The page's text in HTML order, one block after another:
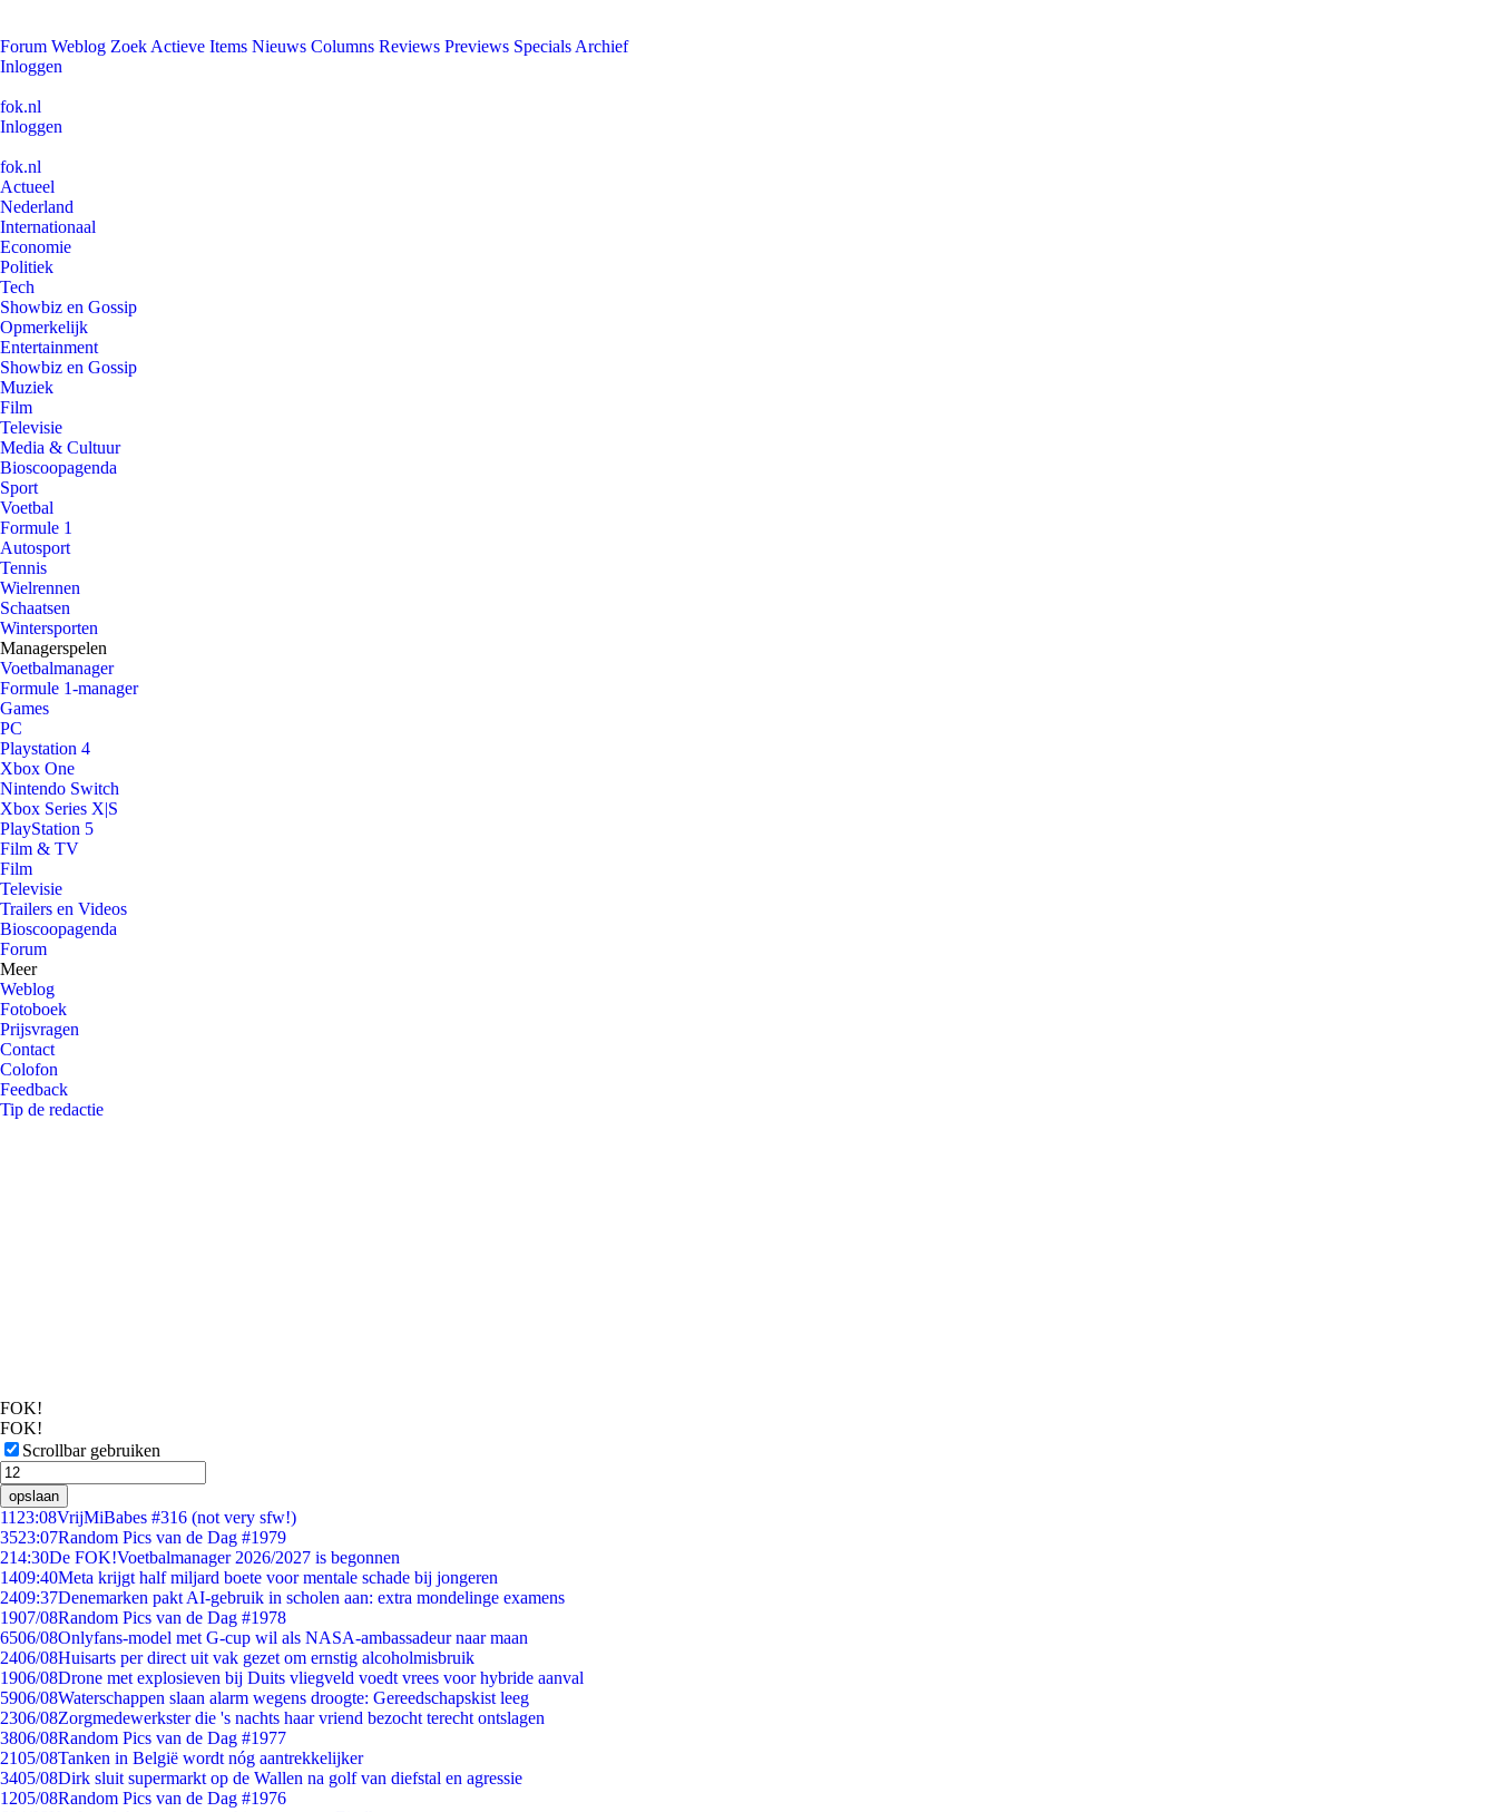
Forum Weblog Zoek Actieve Items Nieuws Columns Reviews Previews Specials Archief
Inloggen
fok.nl
Inloggen
fok.nl
Actueel
Nederland
Internationaal
Economie
Politiek
Tech
Showbiz en Gossip
Opmerkelijk
Entertainment
Showbiz en Gossip
Muziek
Film
Televisie
Media & Cultuur
Bioscoopagenda
Sport
Voetbal
Formule 1
Autosport
Tennis
Wielrennen
Schaatsen
Wintersporten
Managerspelen
Voetbalmanager
Formule 1-manager
Games
PC
Playstation 4
Xbox One
Nintendo Switch
Xbox Series X|S
PlayStation 5
Film & TV
Film
Televisie
Trailers en Videos
Bioscoopagenda
Forum
Meer
Weblog
Fotoboek
Prijsvragen
Contact
Colofon
Feedback
Tip de redactie
FOK!
FOK!
Scrollbar gebruiken
opslaan
11 23:08VrijMiBabes #316 (not very sfw!)
3523:07Random Pics van de Dag #1979
214:30De FOK!Voetbalmanager 2026/2027 is begonnen
1409:40Meta krijgt half miljard boete voor mentale schade bij jongeren
2409:37Denemarken pakt AI-gebruik in scholen aan: extra mondelinge examens
1907/08Random Pics van de Dag #1978
6506/08Onlyfans-model met G-cup wil als NASA-ambassadeur naar maan
2406/08Huisarts per direct uit vak gezet om ernstig alcoholmisbruik
1906/08Drone met explosieven bij Duits vliegveld voedt vrees voor hybride aanval
5906/08Waterschappen slaan alarm wegens droogte: Gereedschapskist leeg
2306/08Zorgmedewerkster die 's nachts haar vriend bezocht terecht ontslagen
3806/08Random Pics van de Dag #1977
2105/08Tanken in België wordt nóg aantrekkelijker
3405/08Dirk sluit supermarkt op de Wallen na golf van diefstal en agressie
1205/08Random Pics van de Dag #1976